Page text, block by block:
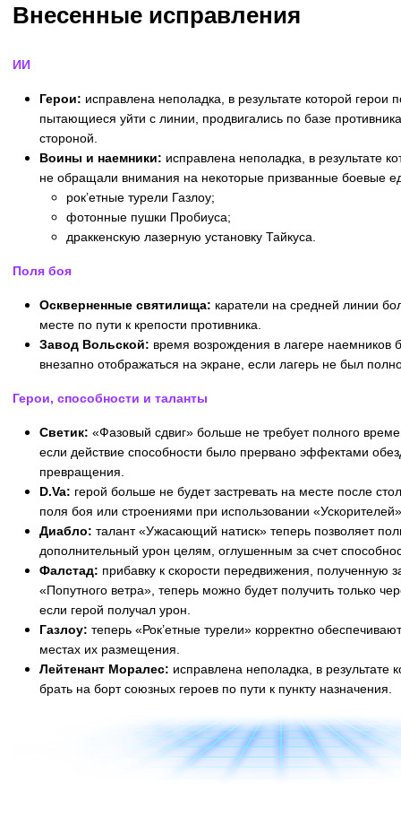
Внесенные исправления
ИИ
Герои: исправлена неполадка, в результате которой
пытающиеся уйти с линии, продвигались по базе
стороной.
Воины и наемники: исправлена неполадка, в результате
не обращали внимания на некоторые призванные боевые
рок’етные турели Газлоу;
фотонные пушки Пробиуса;
драккенскую лазерную установку Тайкуса.
Поля боя
Оскверненные святилища: каратели на средней линии
месте по пути к крепости противника.
Завод Вольской: время возрождения в лагере наемников
внезапно отображаться на экране, если лагерь не был
Герои, способности и таланты
Светик: «Фазовый сдвиг» больше не требует полного
если действие способности было прервано эффектами
превращения.
D.Va: герой больше не будет застревать на месте после
поля боя или строениями при использовании
Диабло: талант «Ужасающий натиск» теперь позволяет
дополнительный урон целям, оглушенным за счет
Фалстад: прибавку к скорости передвижения, полученную
«Попутного ветра», теперь можно будет получить только
если герой получал урон.
Газлоу: теперь «Рок’етные турели» корректно
местах их размещения.
Лейтенант Моралес: исправлена неполадка, в результате
брать на борт союзных героев по пути к пункту назначения.